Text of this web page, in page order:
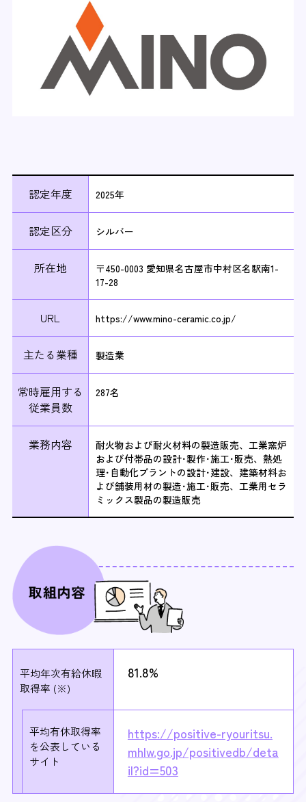
認定年度 2025年
認定区分 シルバー
所在地
〒450-0003 愛知県名古屋市中村区名駅南1-
17-28
URL https://www.mino-ceramic.co.jp/
主たる業種 製造業
常時雇用する
従業員数
287名
業務内容
耐火物および耐火材料の製造販売、工業窯炉
および付帯品の設計･製作･施工･販売、熱処
理･自動化プラントの設計･建設、建築材料お
よび舗装用材の製造･施工･販売、工業用セラ
ミックス製品の製造販売
平均年次有給休暇
取得率 (※)
81.8%
平均有休取得率
を公表している
サイト
https://positive-ryouritsu.
mhlw.go.jp/positivedb/deta
il?id=503